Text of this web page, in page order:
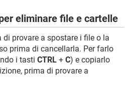
eliminare file e cartelle
di provare a spostare i file o la
prima di cancellarla. Per farlo
i tasti CTRL + C) e copiarlo
prima di provare a